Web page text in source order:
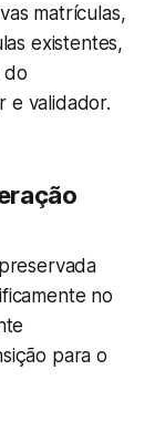
matrículas,
existentes,
do
e validador.
no
para o